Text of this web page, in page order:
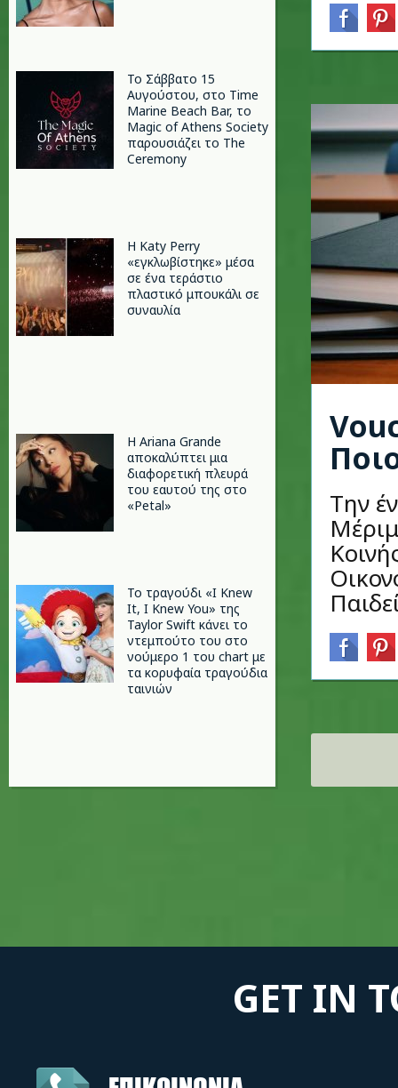
Το Σάββατο 15
Αυγούστου, στο Time
Marine Beach Bar, το
Magic of Athens Society
παρουσιάζει το The
Ceremony
H Katy Perry
«εγκλωβίστηκε» μέσα
σε ένα τεράστιο
πλαστικό μπουκάλι σε
συναυλία
Η Ariana Grande
αποκαλύπτει μια
διαφορετική πλευρά
του εαυτού της στο
«Petal»
Το τραγούδι «I Knew
It, I Knew You» της
Taylor Swift κάνει το
ντεμπούτο του στο
νούμερο 1 του chart με
τα κορυφαία τραγούδια
ταινιών
Την
Σελίδες
GET IN